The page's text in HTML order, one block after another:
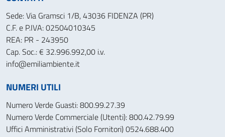
Sede: Via Gramsci 1/B, 43036 FIDENZA (PR)
C.F. e P.IVA: 02504010345
REA: PR - 243950
Cap. Soc.: € 32.996.992,00 i.v.
info@emiliambiente.it
NUMERI UTILI
Numero Verde Guasti: 800.99.27.39
Numero Verde Commerciale (Utenti): 800.42.79.99
Uffici Amministrativi (Solo Fornitori) 0524.688.400